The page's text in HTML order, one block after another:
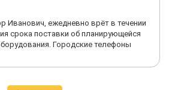
Иванович, ежедневно врёт в течении
срока поставки об планирующейся
Городские телефоны